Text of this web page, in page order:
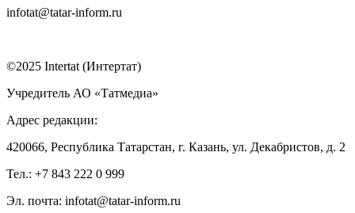
infotat@tatar-inform.ru
©2025 Intertat (Интертат)
Учредитель АО «Татмедиа»
Адрес редакции:
420066, Республика Татарстан, г. Казань, ул. Декабристов, д. 2
Тел.: +7 843 222 0 999
Эл. почта: infotat@tatar-inform.ru